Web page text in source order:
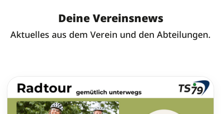
Deine Vereinsnews
Aktuelles aus dem Verein und den Abteilungen.